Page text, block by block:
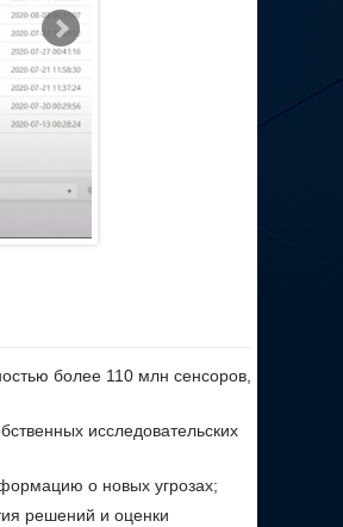
более 110 млн сенсоров,
исследовательских
о новых угрозах;
решений и оценки